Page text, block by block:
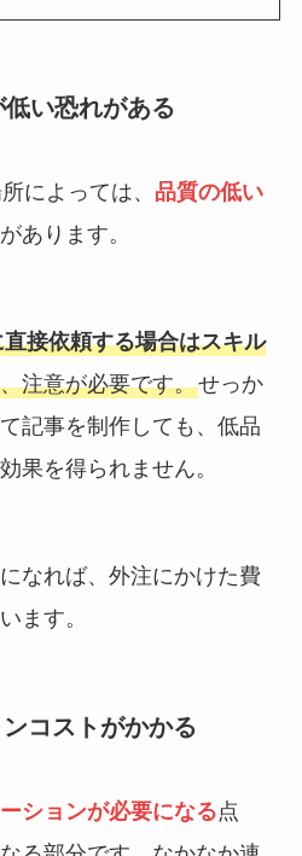
い恐れがある
によっては、 品質の低い
あります。
接依頼する場合はスキル
注意が必要です。せっか
記事を制作しても、低品
果を得られません。
なれば、外注にかけた費
ます。
コストがかかる
ションが必要になる点